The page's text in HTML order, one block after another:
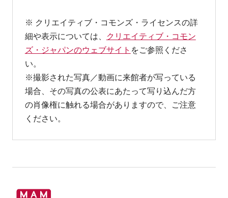
※ クリエイティブ・コモンズ・ライセンスの詳
細や表示については、
クリエイティブ・コモン
ズ・ジャパンのウェブサイト をご参照くださ
い。
※撮影された写真／動画に来館者が写っている
場合、その写真の公表にあたって写り込んだ方
の肖像権に触れる場合がありますので、ご注意
ください。